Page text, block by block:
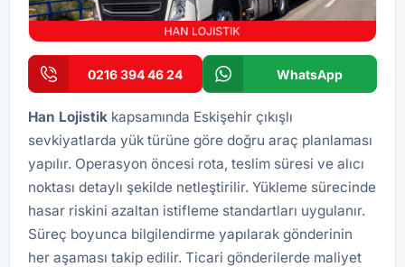
0216 394 46 24 WhatsApp
Han Lojistik kapsamında Eskişehir çıkışlı
sevkiyatlarda yük türüne göre doğru araç planlaması
yapılır. Operasyon öncesi rota, teslim süresi ve alıcı
noktası detaylı şekilde netleştirilir. Yükleme sürecinde
hasar riskini azaltan istifleme standartları uygulanır.
Süreç boyunca bilgilendirme yapılarak gönderinin
her aşaması takip edilir. Ticari gönderilerde maliyet